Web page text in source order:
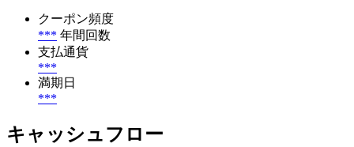
クーポン頻度
*** 年間回数
支払通貨
***
満期日
***
キャッシュフロー